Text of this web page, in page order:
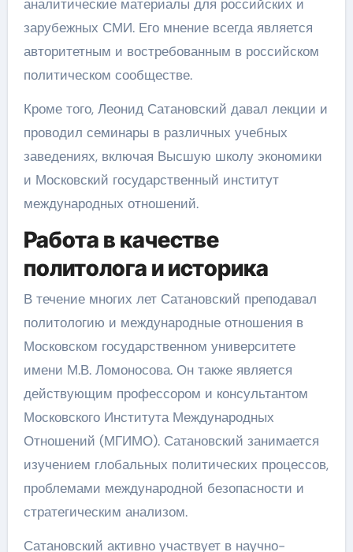
аналитические материалы для российских и
зарубежных СМИ. Его мнение всегда является
авторитетным и востребованным в российском
политическом сообществе.
Кроме того, Леонид Сатановский давал лекции и
проводил семинары в различных учебных
заведениях, включая Высшую школу экономики
и Московский государственный институт
международных отношений.
Работа в качестве
политолога и историка
В течение многих лет Сатановский преподавал
политологию и международные отношения в
Московском государственном университете
имени М.В. Ломоносова. Он также является
действующим профессором и консультантом
Московского Института Международных
Отношений (МГИМО). Сатановский занимается
изучением глобальных политических процессов,
проблемами международной безопасности и
стратегическим анализом.
Сатановский активно участвует в научно-